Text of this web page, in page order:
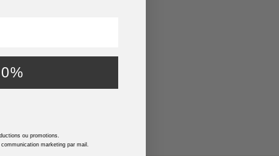
ou promotions.
marketing par mail.